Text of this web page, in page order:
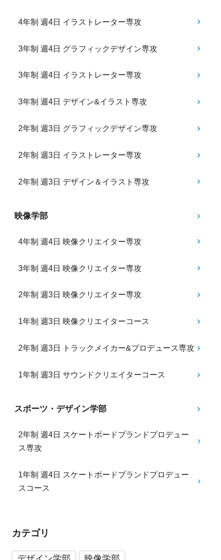
4年制 週4日 イラストレーター専攻
3年制 週4日 グラフィックデザイン専攻
3年制 週4日 イラストレーター専攻
3年制 週4日 デザイン&イラスト専攻
2年制 週3日 グラフィックデザイン専攻
2年制 週3日 イラストレーター専攻
2年制 週3日 デザイン＆イラスト専攻
映像学部
4年制 週4日 映像クリエイター専攻
3年制 週4日 映像クリエイター専攻
2年制 週3日 映像クリエイター専攻
1年制 週3日 映像クリエイターコース
2年制 週3日 トラックメイカー&プロデュース専攻
1年制 週3日 サウンドクリエイターコース
スポーツ・デザイン学部
2年制 週4日 スケートボードブランドプロデュー
ス専攻
1年制 週4日 スケートボードブランドプロデュー
スコース
カテゴリ